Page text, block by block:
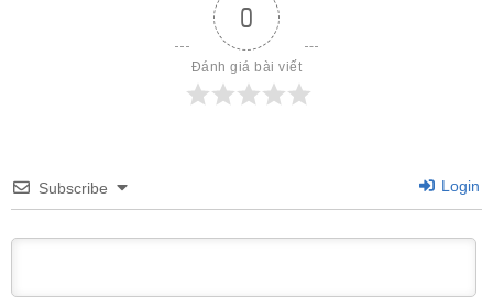
0
Đánh giá bài viết
Subscribe Login